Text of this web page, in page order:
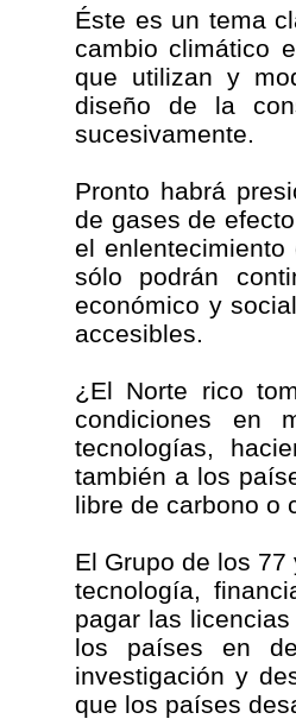
Éste es un tema
cambio climático
que utilizan y
diseño de la
sucesivamente.
Pronto habrá
de gases de
el
sólo podrán
económico y
accesibles.
¿El Norte rico
condiciones en
tecnologías,
también a los
libre de carbono o
El Grupo de los
tecnología,
pagar las
los países en
investigación y
que los países